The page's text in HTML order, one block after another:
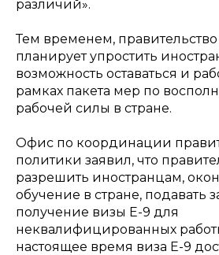
различий».
Тем временем, правительство
планирует упростить
возможность оставаться и
рамках пакета мер по
рабочей силы в стране.
Офис по координации
политики заявил, что
разрешить иностранцам,
обучение в стране, подавать
получение визы E-9 для
неквалифицированных
настоящее время виза E-9